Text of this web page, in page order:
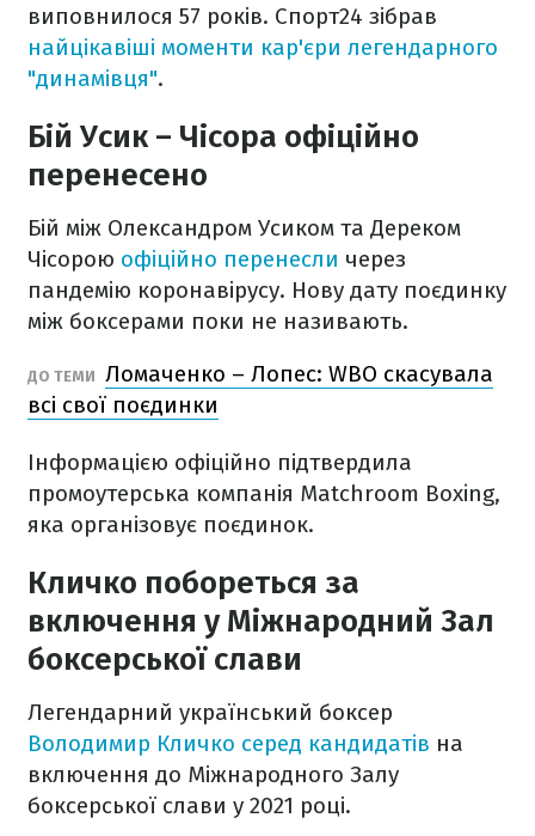
виповнилося 57 років. Спорт24 зібрав
найцікавіші моменти кар'єри легендарного
"динамівця".
Бій Усик – Чісора офіційно
перенесено
Бій між Олександром Усиком та Дереком
Чісорою офіційно перенесли через
пандемію коронавірусу. Нову дату поєдинку
між боксерами поки не називають.
ДО ТЕМИ Ломаченко – Лопес: WBO скасувала
всі свої поєдинки
Інформацією офіційно підтвердила
промоутерська компанія Matchroom Boxing,
яка організовує поєдинок.
Кличко побореться за
включення у Міжнародний Зал
боксерської слави
Легендарний український боксер
Володимир Кличко серед кандидатів на
включення до Міжнародного Залу
боксерської слави у 2021 році.